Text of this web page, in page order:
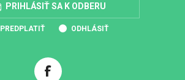
PRIHLÁSIŤ SA K ODBERU
PREDPLATIŤ ODHLÁSIŤ